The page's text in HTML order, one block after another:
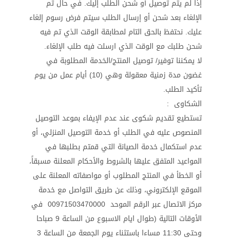
إذا لم يتم توصيل أو شحن الطلب إليك. في حال تم
الإلغاء بعد شحن أو إرسال الطلب سيتم فرض رسوم إلغاء
عليك. نحتفظ بالحق التام لمطابقة الوقت الذي تم فيه
شحن طلبك مع الوقت الذي ارسلت فيه طلب الإلغاء.
لا يمكننا توفير/ توصيل المنتج/الخدمة المطلوبة في
غضون مدة زمنية معقولة وهي (10) أيام عمل من يوم
تأكيد الطلب.
الشكاوى :
تستطيع تقديم شكوى عند عدم الإيفاء بموعد التوصيل
المنصوص عليه في الطلب أو خدمة التوصيل المنزلي، أو
عدم استكمال خدمة الصيانة التي قمتم بطلبها في
المواعيد المتفق عليها بالشروط والأحكام المعلنة مسبقاً،
أو الخطأ في المنتج المطلوب أو مواصفاته المعلنة على
الموقع الإلكتروني، وذلك عن طريق التواصل مع خدمة
مركز الاتصال عبر الرقم الموحد 00971503470000 في
الأوقات التالية (طوال ايام الاسبوع من الساعة 9 صباحا
وحتى 11:30 مساءا باستثناء يوم الجمعة من الساعة 3